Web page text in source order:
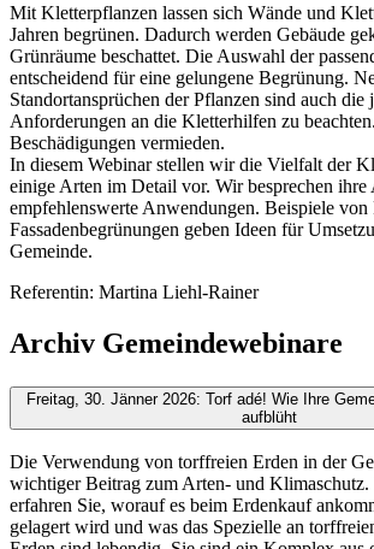
Mit Kletterpflanzen lassen sich Wände und
Jahren begrünen. Dadurch werden Gebäude
Grünräume beschattet. Die Auswahl der
entscheidend für eine gelungene Begrünung.
Standortansprüchen der Pflanzen sind auch die
Anforderungen an die Kletterhilfen zu
Beschädigungen vermieden.
In diesem Webinar stellen wir die Vielfalt der
einige Arten im Detail vor. Wir besprechen ihre
empfehlenswerte Anwendungen. Beispiele
Fassadenbegrünungen geben Ideen für
Gemeinde.
Referentin: Martina Liehl-Rainer
Archiv Gemeindewebinare
Freitag, 30. Jänner 2026: Torf adé! Wie Ihre
aufblüht
Die Verwendung von torffreien Erden in der
wichtiger Beitrag zum Arten- und Klimaschutz.
erfahren Sie, worauf es beim Erdenkauf
gelagert wird und was das Spezielle an